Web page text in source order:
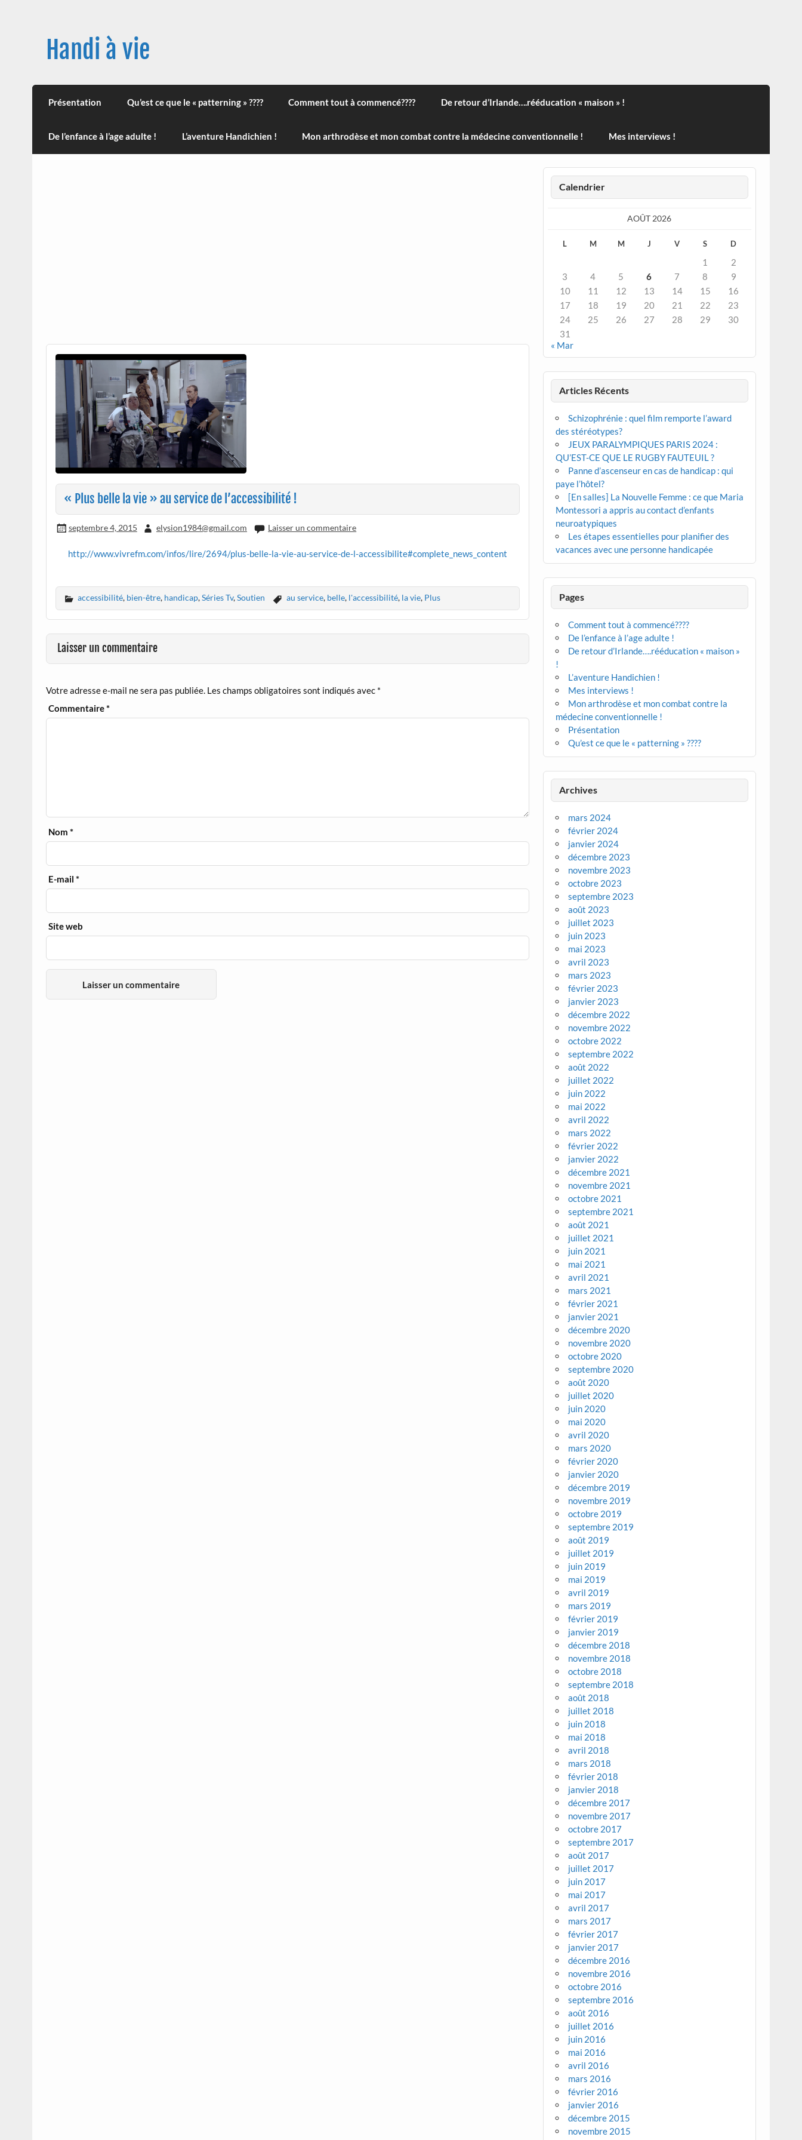
Handi à vie
Une image positive du handicap, en France et à travers le monde, des nouveautés technologiques , de l'handisport , des actualités sur la santé, sur les vaccins, de
leur impact sur la santé (mon histoire est dans le menu) ! Bonne visite
Présentation Qu’est ce que le « patterning » ???? Comment tout à commencé???? De retour d’Irlande….rééducation « maison » !
De l’enfance à l’age adulte ! L’aventure Handichien ! Mon arthrodèse et mon combat contre la médecine conventionnelle ! Mes interviews !
« Plus belle la vie » au service de l’accessibilité !
septembre 4, 2015 elysion1984@gmail.com Laisser un commentaire
http://www.vivrefm.com/infos/lire/2694/plus-belle-la-vie-au-service-de-l-accessibilite#complete_news_content
accessibilité, bien-être, handicap,Séries Tv,Soutien au service, belle, l'accessibilité, la vie, Plus
Laisser un commentaire
Votre adresse e-mail ne sera pas publiée. Les champs obligatoires sont indiqués avec *
Commentaire*
Nom*
E-mail*
Site web
Calendrier
AOÛT 2026
L M M J V S D
1
2
3
4 5 6 7 8
9
10
11 12 13 14 15
16
17
18 19 20 21 22
23
24
25 26 27 28 29
30
31
« Mar
Articles Récents
Schizophrénie : quel film remporte l’award
des stéréotypes?
JEUX PARALYMPIQUES PARIS 2024 :
QU’EST-CE QUE LE RUGBY FAUTEUIL ?
Panne d’ascenseur en cas de handicap : qui
paye l’hôtel?
[En salles] La Nouvelle Femme : ce que Maria
Montessori a appris au contact d’enfants
neuroatypiques
Les étapes essentielles pour planifier des
vacances avec une personne handicapée
Pages
Comment tout à commencé????
De l’enfance à l’age adulte !
De retour d’Irlande….rééducation « maison »
!
L’aventure Handichien !
Mes interviews !
Mon arthrodèse et mon combat contre la
médecine conventionnelle !
Présentation
Qu’est ce que le « patterning » ????
Archives
mars 2024
février 2024
janvier 2024
décembre 2023
novembre 2023
octobre 2023
septembre 2023
août 2023
juillet 2023
juin 2023
mai 2023
avril 2023
mars 2023
février 2023
janvier 2023
décembre 2022
novembre 2022
octobre 2022
septembre 2022
août 2022
juillet 2022
juin 2022
mai 2022
avril 2022
mars 2022
février 2022
janvier 2022
décembre 2021
novembre 2021
octobre 2021
septembre 2021
août 2021
juillet 2021
juin 2021
mai 2021
avril 2021
mars 2021
février 2021
janvier 2021
décembre 2020
novembre 2020
octobre 2020
septembre 2020
août 2020
juillet 2020
juin 2020
mai 2020
avril 2020
mars 2020
février 2020
janvier 2020
décembre 2019
novembre 2019
octobre 2019
septembre 2019
août 2019
juillet 2019
juin 2019
mai 2019
avril 2019
mars 2019
février 2019
janvier 2019
décembre 2018
novembre 2018
octobre 2018
septembre 2018
août 2018
juillet 2018
juin 2018
mai 2018
avril 2018
mars 2018
février 2018
janvier 2018
décembre 2017
novembre 2017
octobre 2017
septembre 2017
août 2017
juillet 2017
juin 2017
mai 2017
avril 2017
mars 2017
février 2017
janvier 2017
décembre 2016
novembre 2016
octobre 2016
septembre 2016
août 2016
juillet 2016
juin 2016
mai 2016
avril 2016
mars 2016
février 2016
janvier 2016
décembre 2015
novembre 2015